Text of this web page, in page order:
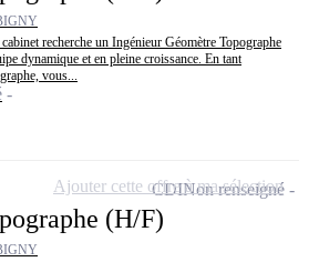
recherche un Ingénieur Géomètre Topographe
dynamique et en pleine croissance. En tant
vous...
(H/F)
CDINon renseigné
Ajouter cette offre à ma sélection